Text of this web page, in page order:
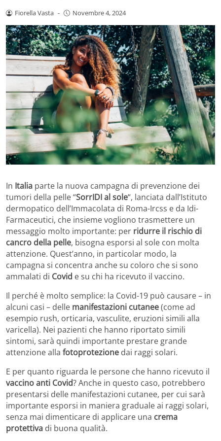
Fiorella Vasta - Novembre 4, 2024
In Italia parte la nuova campagna di prevenzione dei
tumori della pelle “SorrIDI al sole“, lanciata dall’Istituto
dermopatico dell’Immacolata di Roma-Ircss e da Idi-
Farmaceutici, che insieme vogliono trasmettere un
messaggio molto importante: per ridurre il rischio di
cancro della pelle, bisogna esporsi al sole con molta
attenzione. Quest’anno, in particolar modo, la
campagna si concentra anche su coloro che si sono
ammalati di Covid e su chi ha ricevuto il vaccino.
Il perché è molto semplice: la Covid-19 può causare – in
alcuni casi – delle manifestazioni cutanee(come ad
esempio rush, orticaria, vasculite, eruzioni simili alla
varicella). Nei pazienti che hanno riportato simili
sintomi, sarà quindi importante prestare grande
attenzione alla fotoprotezione dai raggi solari.
E per quanto riguarda le persone che hanno ricevuto il
vaccino anti Covid? Anche in questo caso, potrebbero
presentarsi delle manifestazioni cutanee, per cui sarà
importante esporsi in maniera graduale ai raggi solari,
senza mai dimenticare di applicare una crema
protettiva di buona qualità.